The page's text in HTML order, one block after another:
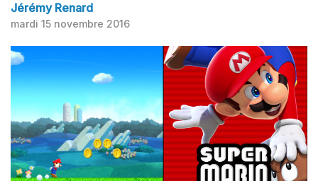
Jérémy Renard
mardi 15 novembre 2016